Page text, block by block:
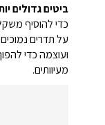
ביטים גדולים
כדי להוסיף
על תדרים
ועוצמה כדי
מעיוותים.